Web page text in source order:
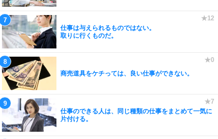
仕事は与えられるものではない。
取りに行くものだ。
商売道具をケチっては、良い仕事ができない。
仕事のできる人は、同じ種類の仕事をまとめて一気に
片付ける。